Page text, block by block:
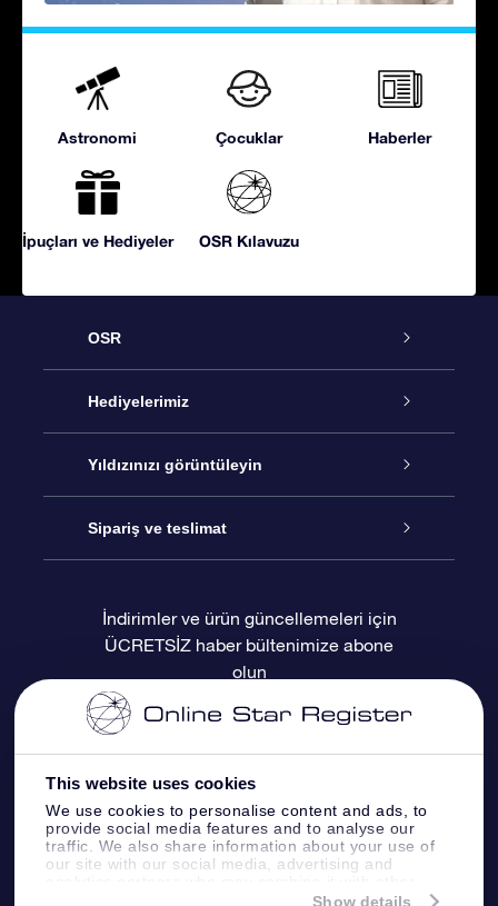
This website uses cookies
We use cookies to personalise content and ads, to
provide social media features and to analyse our
traffic. We also share information about your use of
our site with our social media, advertising and
information that you’ve provided to them or that
Show details
Astronomi Çocuklar Haberler
İpuçları ve Hediyeler OSR Kılavuzu
OSR
Hizmet
İletişim
Blogu
Değerlendirmeler
Hediyelerimiz
Çevrimiçi Yıldız Hediyesi
OSR Hediye Paketi
OSR Hediye Kartı
Kurumsal hediyeler
Yıldızınızı görüntüleyin
Star Register
Kişiselleştirilmiş Yıldız Sayfası
Bir Milyon Yıldız
OSR Starsaver
Fly me to the stars VR sanal gerçeklik
uygulaması
Sipariş ve teslimat
Ödeme bilgileri
Sevkiyat bilgileri
İade Politikası
Takımyıldızı
İndirimler ve ürün güncellemeleri için
ÜCRETSİZ haber bültenimize abone
olun